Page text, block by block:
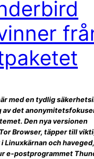
med en tydlig
av det
Den nya versionen
Browser, täpper till
Linuxkärnan och
e-postprogrammet